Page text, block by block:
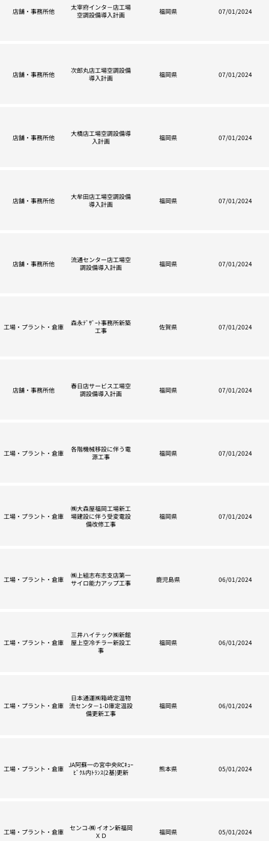
店舗・事務所他
太宰府インタ－店工場
空調設備導入計画
福岡県 07/01/2024
店舗・事務所他
次郎丸店工場空調設備
導入計画
福岡県 07/01/2024
店舗・事務所他
大橋店工場空調設備導
入計画
福岡県 07/01/2024
店舗・事務所他
大牟田店工場空調設備
導入計画
福岡県 07/01/2024
店舗・事務所他
流通センター店工場空
調設備導入計画
福岡県 07/01/2024
工場・プラント・倉庫
森永ﾃﾞｻﾞｰﾄ事務所新築
工事
佐賀県 07/01/2024
店舗・事務所他
春日店サービス工場空
調設備導入計画
福岡県 07/01/2024
工場・プラント・倉庫
各階機械移設に伴う電
源工事
福岡県 07/01/2024
工場・プラント・倉庫
㈱大森屋福岡工場新工
場建設に伴う受変電設
備改修工事
福岡県 07/01/2024
工場・プラント・倉庫
㈱上組志布志支店第一
サイロ能力アップ工事
鹿児島県 06/01/2024
工場・プラント・倉庫
三井ハイテック㈱新館
屋上空冷チラー新設工
事
福岡県 06/01/2024
工場・プラント・倉庫
日本通運㈱箱崎定温物
流センタ－1-D庫定温設
備更新工事
福岡県 06/01/2024
工場・プラント・倉庫 JA阿蘇一の宮中央RCｷｭｰ
ﾋﾞｸﾙ内ﾄﾗﾝｽ(2基)更新
熊本県 05/01/2024
工場・プラント・倉庫
センコ-㈱ イオン新福岡
ＸＤ
福岡県 05/01/2024